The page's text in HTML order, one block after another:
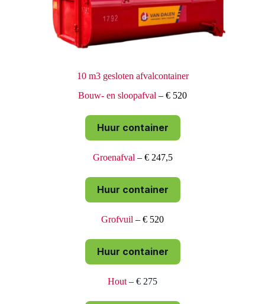
10 m3 gesloten afvalcontainer
Bouw- en sloopafval – € 520
Huur container
Groenafval – € 247,5
Huur container
Grofvuil – € 520
Huur container
Hout – € 275